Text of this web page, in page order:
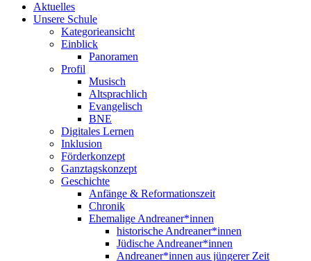
Aktuelles
Unsere Schule
Kategorieansicht
Einblick
Panoramen
Profil
Musisch
Altsprachlich
Evangelisch
BNE
Digitales Lernen
Inklusion
Förderkonzept
Ganztagskonzept
Geschichte
Anfänge & Reformationszeit
Chronik
Ehemalige Andreaner*innen
historische Andreaner*innen
Jüdische Andreaner*innen
Andreaner*innen aus jüngerer Zeit